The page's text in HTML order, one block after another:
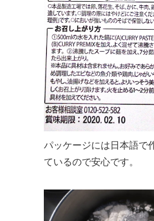
パッケージには日本語で
ているので安心です。